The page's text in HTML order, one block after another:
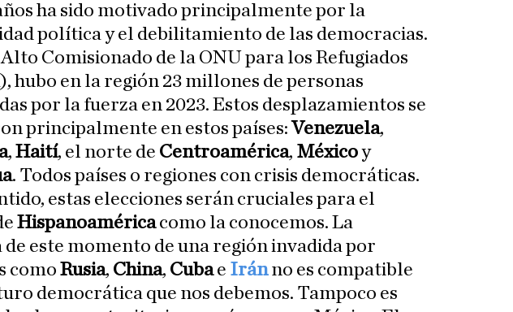
ha sido motivado principalmente por la
política y el debilitamiento de las democracias.
Comisionado de la ONU para los Refugiados
hubo en la región 23 millones de personas
por la fuerza en 2023. Estos desplazamientos se
principalmente en estos países:Venezuela,
, Haití, el norte de Centroamérica, Méxicoy
. Todos países o regiones con crisis democráticas.
estas elecciones serán cruciales para el
Hispanoaméricacomo la conocemos. La
de este momento de una región invadida por
como Rusia, China, Cubae Iránno es compatible
democrática que nos debemos. Tampoco es